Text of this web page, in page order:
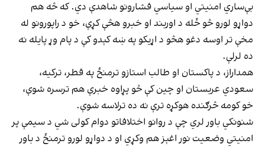
بې‌ساري امنیتي او سیاسي فشارونو شاهدې دي. که څه هم
دواړو لورو څو ځله د اوربند او خبرو هڅې کړې، خو د راپورونو له
مخې تر اوسه دغو هڅو د اړیکو په ښه کېدو کې د پام وړ پایله نه
ده لرلې.
همداراز، د پاکستان او طالب استازو ترمنځ په قطر، ترکیه،
سعودي عربستان او چین کې څو پړاوه خبرې هم ترسره شوې،
خو کومه څرګنده هوکړه ترې نه ده ترلاسه شوې.
شنونکي باور لري چې د روانو اختلافاتو دوام کولی شي د سیمې پر
امنیتي وضعیت نور اغېز هم وکړي او د دواړو لورو ترمنځ د باور